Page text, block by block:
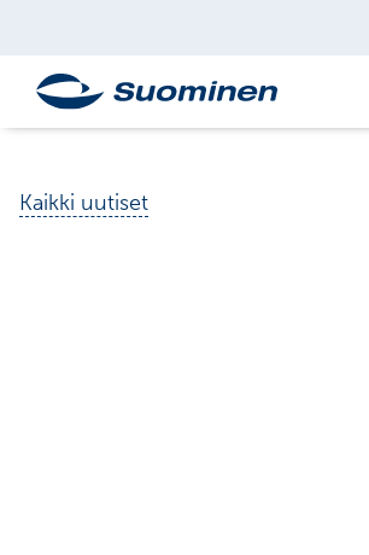
Kaikki uutiset